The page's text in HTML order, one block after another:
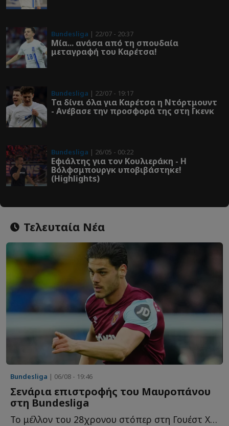
Bundesliga | 22/07 - 20:37
Μία... ανάσα από τη σπουδαία
μεταγραφή του Καρέτσα!
Bundesliga | 22/07 - 19:17
Τα δίνει όλα για Καρέτσα η Ντόρτμουντ
- Ανέβασε την προσφορά της στη Γκενκ
Bundesliga | 26/05 - 00:22
Εφιάλτης για τον Κουλιεράκη - Η
Βόλφσμπουργκ υποβιβάστηκε!
(Highlights)
Τελευταία Νέα
Bundesliga | 06/08 - 19:46
Σενάρια επιστροφής του Μαυροπάνου
στη Bundesliga
Το μέλλον του 28χρονου στόπερ στη Γουέστ Χαμ παραμένει α...